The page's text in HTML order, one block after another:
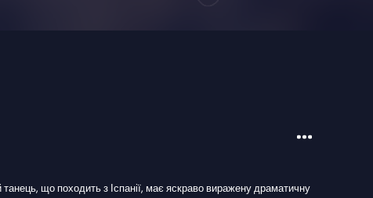
що походить з Іспанії, має яскраво виражену драматичну